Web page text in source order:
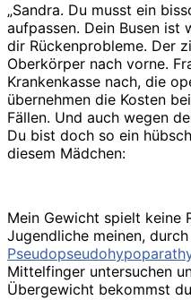
„Sandra. Du musst ein
aufpassen. Dein Busen
dir Rückenprobleme. Der
Oberkörper nach vorne.
Krankenkasse nach, die
übernehmen die Kosten
Fällen. Und auch wegen
Du bist doch so ein
diesem Mädchen:
Mein Gewicht spielt keine
Jugendliche meinen, durch
Mittelfinger untersuchen
Übergewicht bekommst